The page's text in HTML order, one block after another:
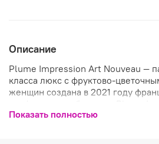
Описание
Plume Impression Art Nouveau —
класса люкс с фруктово-
женщин создана в 2021 году
Nouveau — один из шести
Показать полностью